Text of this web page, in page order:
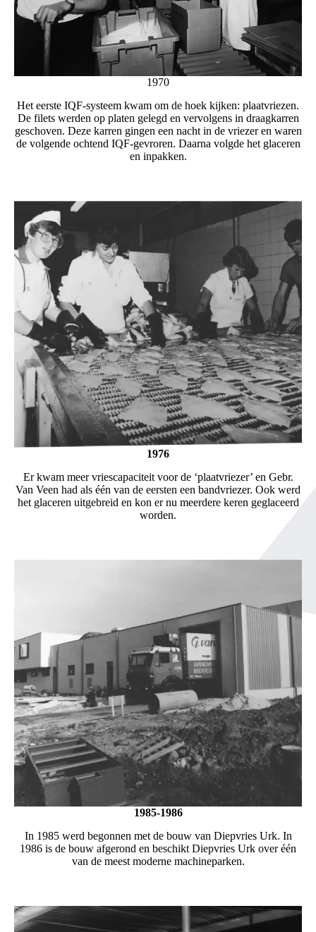
1970
Het eerste IQF-systeem kwam om de hoek kijken: plaatvriezen.
De filets werden op platen gelegd en vervolgens in draagkarren
geschoven. Deze karren gingen een nacht in de vriezer en waren
de volgende ochtend IQF-gevroren. Daarna volgde het glaceren
en inpakken.
1976
Er kwam meer vriescapaciteit voor de ‘plaatvriezer’ en Gebr.
Van Veen had als één van de eersten een bandvriezer. Ook werd
het glaceren uitgebreid en kon er nu meerdere keren geglaceerd
worden.
1985-1986
In 1985 werd begonnen met de bouw van Diepvries Urk. In
1986 is de bouw afgerond en beschikt Diepvries Urk over één
van de meest moderne machineparken.